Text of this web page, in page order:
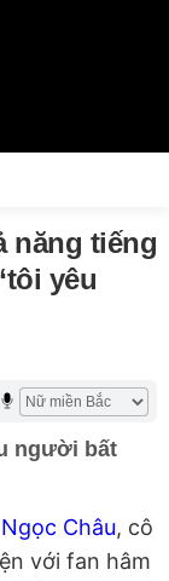
năng tiếng
yêu
người bất
Ngọc Châu, cô
với fan hâm